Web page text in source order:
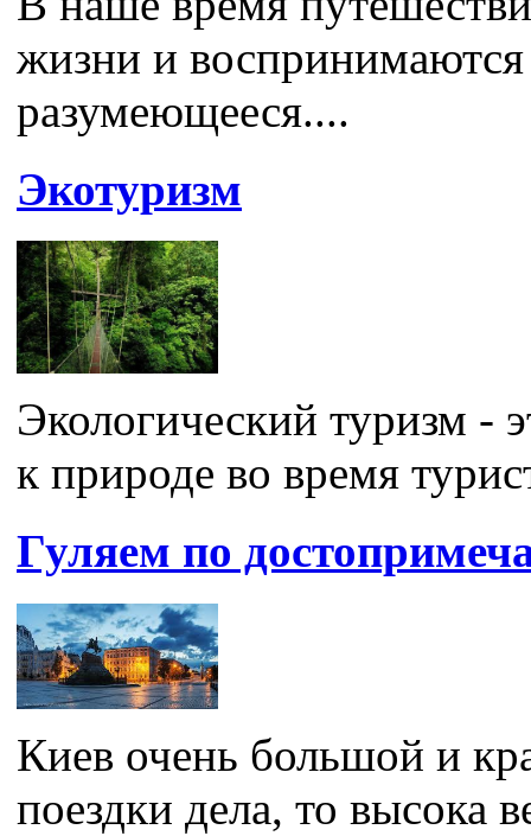
жизни и воспринимаются
разумеющееся....
Экотуризм
Экологический туризм -
к природе во время
Гуляем по
Киев очень большой и
поездки дела, то высока